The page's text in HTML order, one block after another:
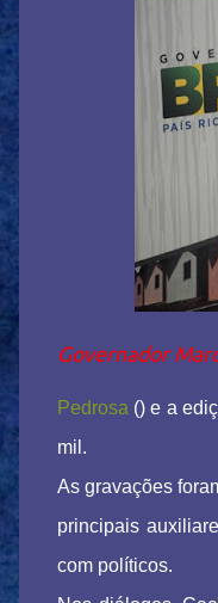
Governador
Pedrosa () e a
mil.
As gravações
principais
com políticos.